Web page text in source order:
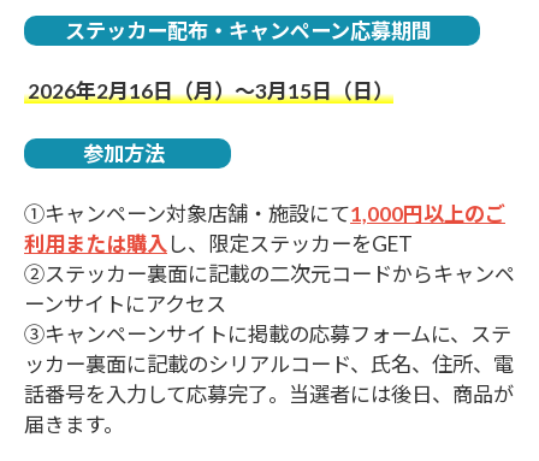
ステッカー配布・キャンペーン応募期間
2026年2月16日（月）～3月15日（日）
参加方法
①キャンペーン対象店舗・施設にて1,000円以上のご
利用または購入し、限定ステッカーをGET
②ステッカー裏面に記載の二次元コードからキャンペ
ーンサイトにアクセス
③キャンペーンサイトに掲載の応募フォームに、ステ
ッカー裏面に記載のシリアルコード、氏名、住所、電
話番号を入力して応募完了。当選者には後日、商品が
届きます。